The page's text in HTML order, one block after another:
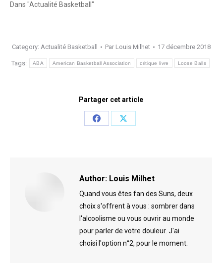
Dans "Actualité Basketball"
Category: Actualité Basketball Par Louis Milhet 17 décembre 2018
Tags: ABA American Basketball Association critique livre Loose Balls
Partager cet article
Share
Share
Author: Louis Milhet
Quand vous êtes fan des Suns, deux
choix s'offrent à vous : sombrer dans
l'alcoolisme ou vous ouvrir au monde
pour parler de votre douleur. J'ai
choisi l'option n°2, pour le moment.